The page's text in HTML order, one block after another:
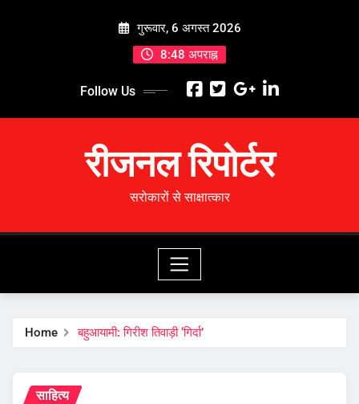
गुरूवार, 6 अगस्त 2026
8:48 अपराह्न
Follow Us
रीजनल रिपोर्टर
सरोकारों से साक्षात्कार
Home बहुआयामी: गिरीश तिवाड़ी ‘गिर्दा’
साहित्य